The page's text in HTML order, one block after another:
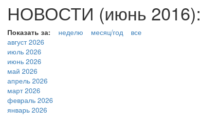
НОВОСТИ (июнь 2016):
Показать за: неделю месяц/год
все
август 2026
июль 2026
июнь 2026
май 2026
апрель 2026
март 2026
февраль 2026
январь 2026